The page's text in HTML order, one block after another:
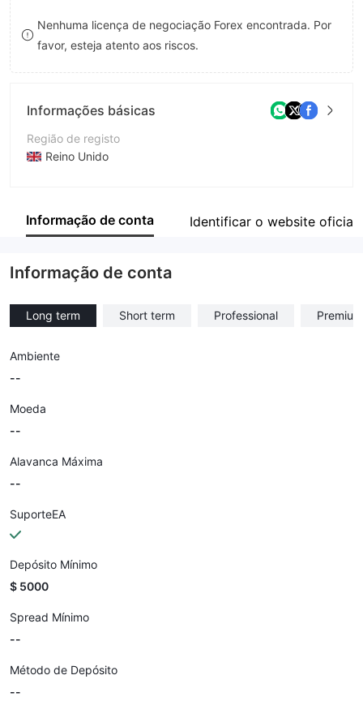
8
9
Nenhuma licença de negociação Forex encontrada. Por
favor, esteja atento aos riscos.
Informações básicas
Região de registo
Reino Unido
Empresa
Informação de conta Identificar o website oficial
Informação de conta
Long term Short term Professional Premium
Ambiente
--
Moeda
--
Alavanca Máxima
--
SuporteEA
Depósito Mínimo
$ 5000
Spread Mínimo
--
Método de Depósito
--